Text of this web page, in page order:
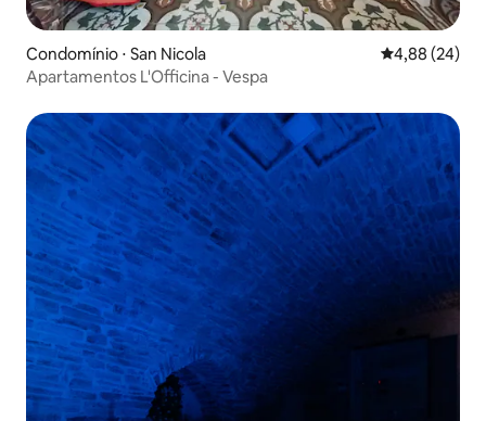
Condomínio ⋅ San Nicola 4,88 de uma
4,88 (24)
Apartamentos L'Officina - Vespa